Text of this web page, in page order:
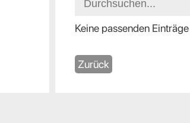
Keine passenden
Zurück